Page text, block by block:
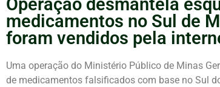
Operação desmantela
medicamentos no Sul de
foram vendidos pela
Uma operação do Ministério Público de Minas
de medicamentos falsificados com base no Sul